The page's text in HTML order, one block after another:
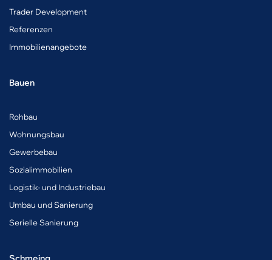
Trader Development
Referenzen
Immobilienangebote
Bauen
Rohbau
Wohnungsbau
Gewerbebau
Sozialimmobilien
Logistik- und Industriebau
Umbau und Sanierung
Serielle Sanierung